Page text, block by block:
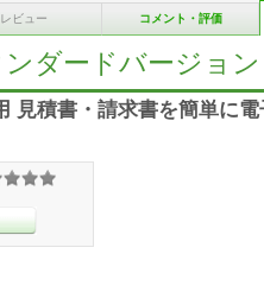
レビュー コメント・評価
ダードバージョン
見積書・請求書を簡単に